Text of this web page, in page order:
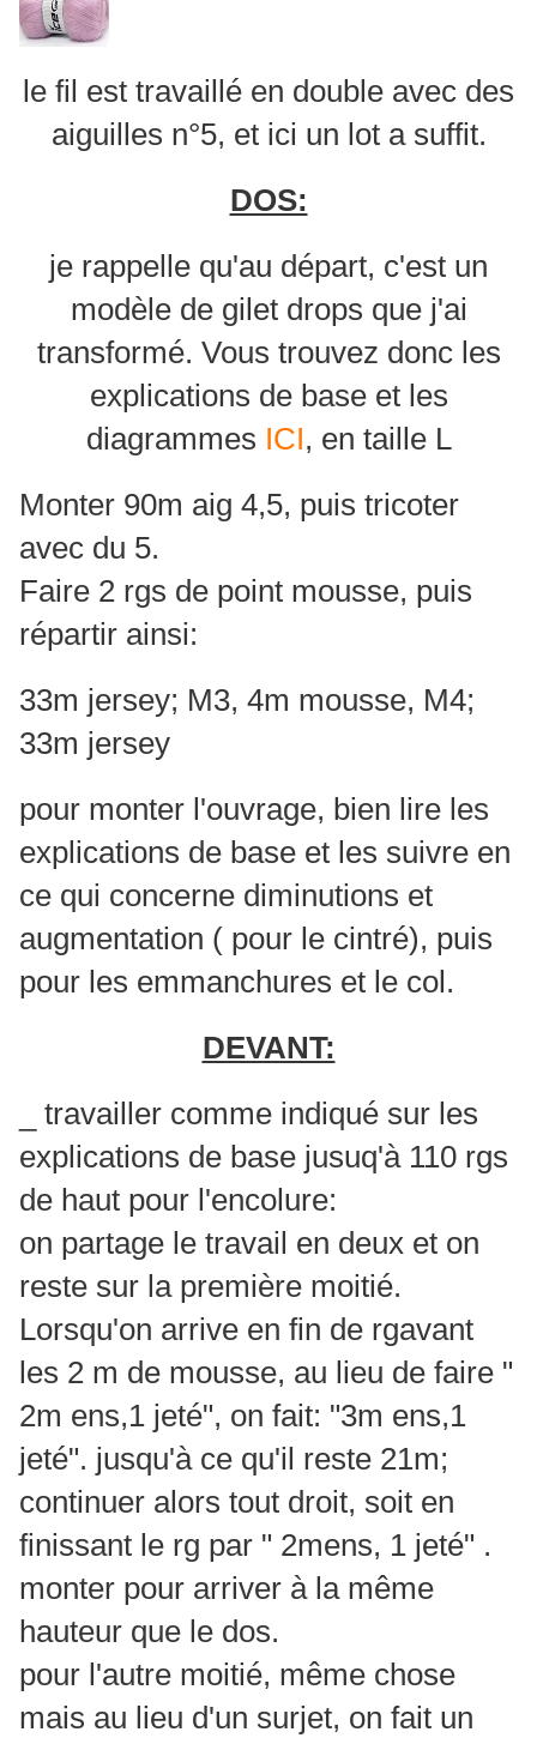
le fil est travaillé en double avec des
aiguilles n°5, et ici un lot a suffit.
DOS:
je rappelle qu'au départ, c'est un
modèle de gilet drops que j'ai
transformé. Vous trouvez donc les
explications de base et les
diagrammes ICI, en taille L
Monter 90m aig 4,5, puis tricoter
avec du 5.
Faire 2 rgs de point mousse, puis
répartir ainsi:
33m jersey; M3, 4m mousse, M4;
33m jersey
pour monter l'ouvrage, bien lire les
explications de base et les suivre en
ce qui concerne diminutions et
augmentation ( pour le cintré), puis
pour les emmanchures et le col.
DEVANT:
_ travailler comme indiqué sur les
explications de base jusuq'à 110 rgs
de haut pour l'encolure:
on partage le travail en deux et on
reste sur la première moitié.
Lorsqu'on arrive en fin de rgavant
les 2 m de mousse, au lieu de faire "
2m ens,1 jeté", on fait: "3m ens,1
jeté". jusqu'à ce qu'il reste 21m;
continuer alors tout droit, soit en
finissant le rg par " 2mens, 1 jeté" .
monter pour arriver à la même
hauteur que le dos.
pour l'autre moitié, même chose
mais au lieu d'un surjet, on fait un